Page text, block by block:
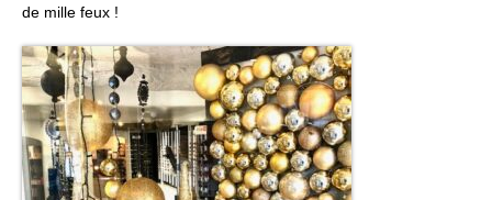
REALISATIONS
CONTACT
de mille feux !